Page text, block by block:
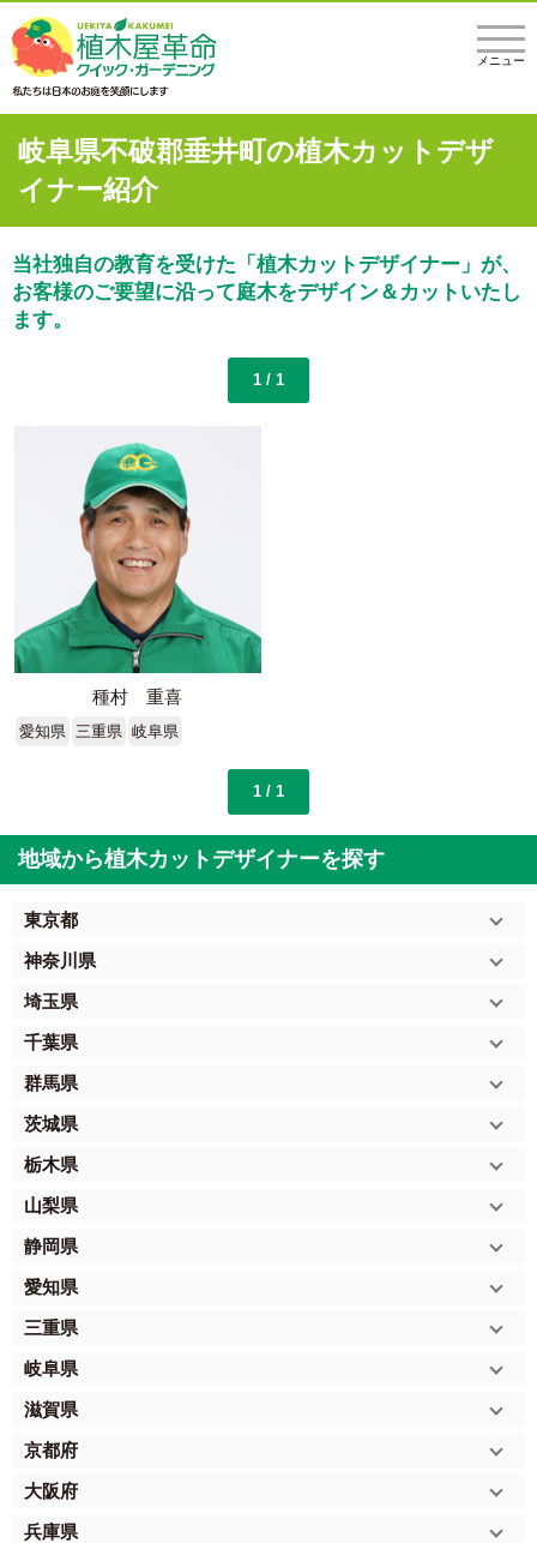
メニュー
岐阜県不破郡垂井町の植木カットデザ
イナー紹介
当社独自の教育を受けた「植木カットデザイナー」が、
お客様のご要望に沿って庭木をデザイン＆カットいたし
ます。
1 / 1
種村 重喜
愛知県 三重県 岐阜県
1 / 1
地域から植木カットデザイナーを探す
東京都
神奈川県
埼玉県
千葉県
群馬県
茨城県
栃木県
山梨県
静岡県
愛知県
三重県
岐阜県
滋賀県
京都府
大阪府
兵庫県